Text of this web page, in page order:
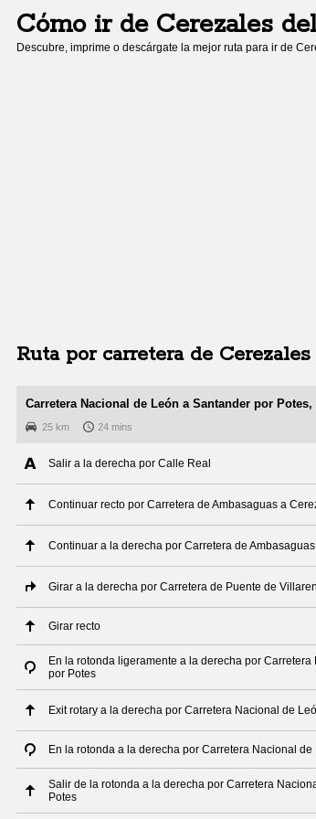
Cómo ir de Cerezales
Descubre, imprime o descárgate la mejor ruta para ir de
Ruta por carretera de
Carretera Nacional de León a Santander por
25 km 24 mins
Salir a la derecha por Calle Real
Continuar recto por Carretera de Ambasaguas a
Continuar a la derecha por Carretera de
Girar a la derecha por Carretera de Puente de
Girar recto
En la rotonda ligeramente a la derecha por
por Potes
Exit rotary a la derecha por Carretera Nacional de
En la rotonda a la derecha por Carretera Nacional
Salir de la rotonda a la derecha por Carretera
Potes